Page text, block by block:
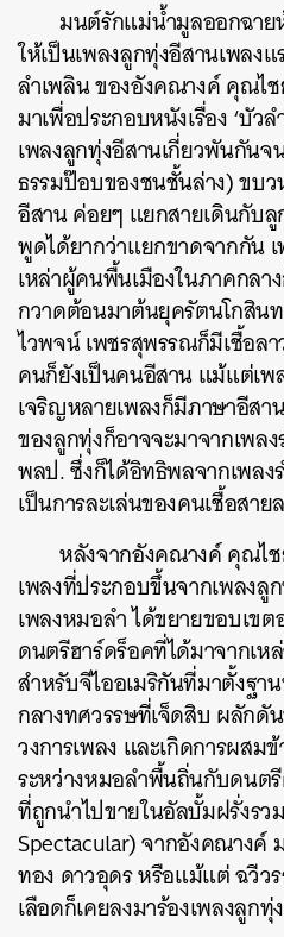
มนต์รักแม่น้ำมูลออกฉา
ให้เป็นเพลงลูกทุ่งอีสานเพล
ลำเพลิน ของอังคณางค์ คุณไ
มาเพื่อประกอบหนังเรื่อง ‘บัว
เพลงลูกทุ่งอีสานเกี่ยวพันกัน
ธรรมป๊อบของชนชั้นล่าง) ขบ
อีสาน ค่อยๆ แยกสายเดินกับ
พูดได้ยากว่าแยกขาดจากกัน
เหล่าผู้คนพื้นเมืองในภาคกลา
กวาดต้อนมาต้นยุครัตนโกสิน
ไวพจน์ เพชรสุพรรณก็มีเชื้อล
คนก็ยังเป็นคนอีสาน แม้แต่เ
เจริญหลายเพลงก็มีภาษาอีส
ของลูกทุ่งก็อาจจะมาจากเพล
พลป. ซึ่งก็ได้อิทธิพลจากเพล
เป็นการละเล่นของคนเชื้อสาย
หลังจากอังคณางค์ คุณไ
เพลงที่ประกอบขึ้นจากเพลงลู
เพลงหมอลำ ได้ขยายขอบเข
ดนตรีฮาร์ดร็อคที่ได้มาจากเ
สำหรับจีไออเมริกันที่มาตั้งฐ
กลางทศวรรษที่เจ็ดสิบ ผลักดั
วงการเพลง และเกิดการผส
ระหว่างหมอลำพื้นถิ่นกับดนต
ที่ถูกนำไปขายในอัลบั้มฝรั่งรว
Spectacular) จากอังคณางค์
ทอง ดาวอุดร หรือแม้แต่ ฉวีว
เลือดก็เคยลงมาร้องเพลงลูก